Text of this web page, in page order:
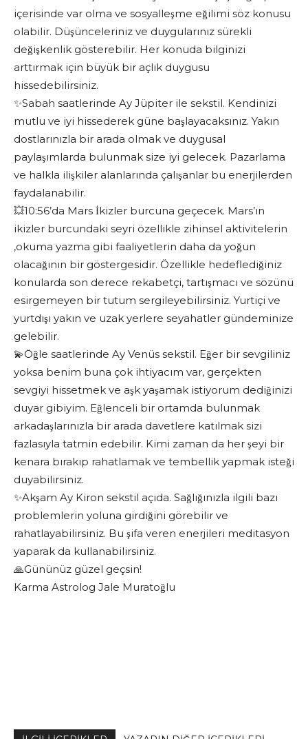
içerisinde var olma ve sosyalleşme eğilimi söz konusu
olabilir. Düşünceleriniz ve duygularınız sürekli
değişkenlik gösterebilir. Her konuda bilginizi
arttırmak için büyük bir açlık duygusu
hissedebilirsiniz.
✨Sabah saatlerinde Ay Jüpiter ile sekstil. Kendinizi
mutlu ve iyi hissederek güne başlayacaksınız. Yakın
dostlarınızla bir arada olmak ve duygusal
paylaşımlarda bulunmak size iyi gelecek. Pazarlama
ve halkla ilişkiler alanlarında çalışanlar bu enerjilerden
faydalanabilir.
💥10:56’da Mars İkizler burcuna geçecek. Mars’ın
ikizler burcundaki seyri özellikle zihinsel aktivitelerin
,okuma yazma gibi faaliyetlerin daha da yoğun
olacağının bir göstergesidir. Özellikle hedeflediğiniz
konularda son derece rekabetçi, tartışmacı ve sözünü
esirgemeyen bir tutum sergileyebilirsiniz. Yurtiçi ve
yurtdışı yakın ve uzak yerlere seyahatler gündeminize
gelebilir.
💫Öğle saatlerinde Ay Venüs sekstil. Eğer bir sevgiliniz
yoksa benim buna çok ihtiyacım var, gerçekten
sevgiyi hissetmek ve aşk yaşamak istiyorum dediğinizi
duyar gibiyim. Eğlenceli bir ortamda bulunmak
arkadaşlarınızla bir arada davetlere katılmak sizi
fazlasıyla tatmin edebilir. Kimi zaman da her şeyi bir
kenara bırakıp rahatlamak ve tembellik yapmak isteği
duyabilirsiniz.
✨Akşam Ay Kiron sekstil açıda. Sağlığınızla ilgili bazı
problemlerin yoluna girdiğini görebilir ve
rahatlayabilirsiniz. Bu şifa veren enerjileri meditasyon
yaparak da kullanabilirsiniz.
🙏Gününüz güzel geçsin!
Karma Astrolog Jale Muratoğlu